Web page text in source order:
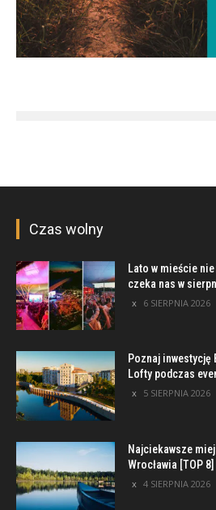
Czas wolny
Lato w mieście
czeka nas w
6 SIERPNIA 2026
Poznaj
Lofty podczas
5 SIERPNIA 2026
Najciekawsze
Wrocławia [TOP 8]
4 SIERPNIA 2026